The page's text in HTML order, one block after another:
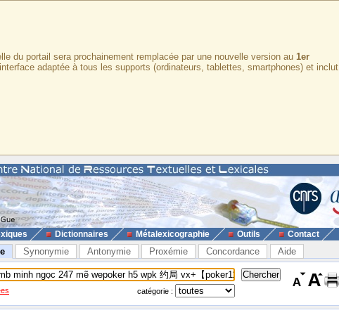
du portail sera prochainement remplacée par une nouvelle version au 1er
adaptée à tous les supports (ordinateurs, tablettes, smartphones) et inclut
Dictionnaires Métalexicographie Outils Contact
Synonymie Antonymie Proxémie Concordance Aide
catégorie :